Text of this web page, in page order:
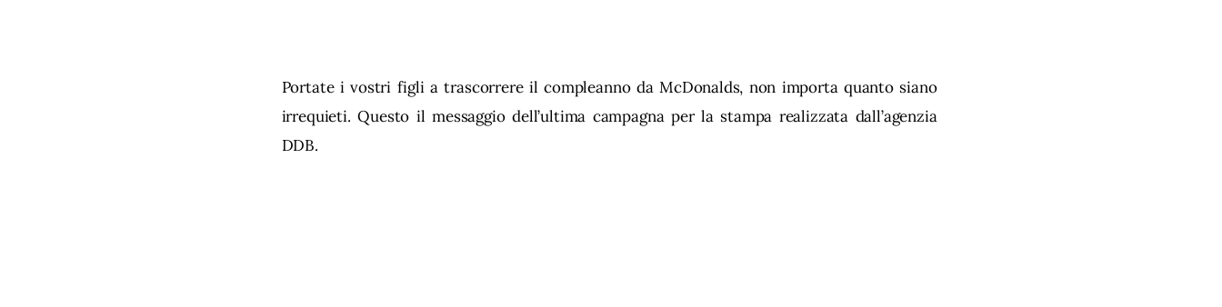
Portate i vostri figli a trascorrere il compleanno da McDonalds, non importa quanto siano
irrequieti. Questo il messaggio dell’ultima campagna per la stampa realizzata dall’agenzia
DDB.